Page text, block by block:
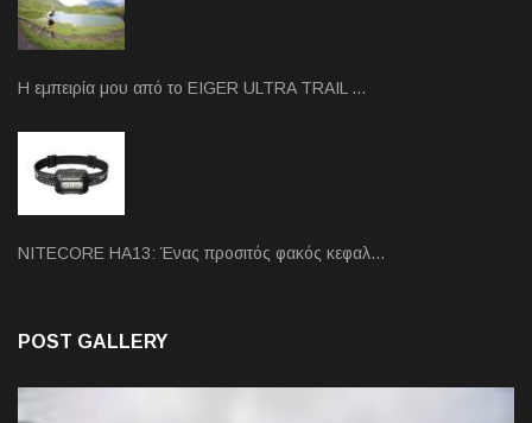
Η εμπειρία μου από το EIGER ULTRA TRAIL …
NITECORE HA13: Ένας προσιτός φακός κεφαλ…
POST GALLERY